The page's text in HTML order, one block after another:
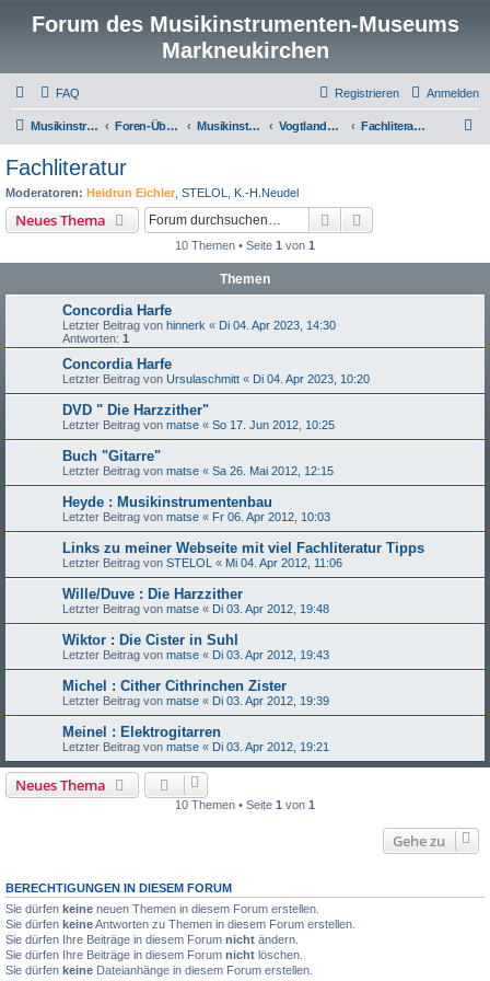
Forum des Musikinstrumenten-Museums
Markneukirchen
FAQ Anmelden
Registrieren
Musikinstrumenten-Museum Foren-Übersicht Musikinstrumentenmuseum Markneukirchen Vogtlandgitarren und andere Zupfinstrumente Fachliteratur
Fachliteratur
Moderatoren: Heidrun Eichler STELOL K.-H.Neudel
Neues Thema Suche
10 Themen • Seite 1 von 1
Themen
Concordia Harfe
Letzter Beitrag von hinnerk « Di 04. Apr 2023, 14:30
Antworten: 1
Concordia Harfe
Letzter Beitrag von Ursulaschmitt « Di 04. Apr 2023, 10:20
DVD " Die Harzzither"
Letzter Beitrag von matse « So 17. Jun 2012, 10:25
Buch "Gitarre"
Letzter Beitrag von matse « Sa 26. Mai 2012, 12:15
Heyde : Musikinstrumentenbau
Letzter Beitrag von matse « Fr 06. Apr 2012, 10:03
Links zu meiner Webseite mit viel Fachliteratur Tipps
Letzter Beitrag von STELOL « Mi 04. Apr 2012, 11:06
Wille/Duve : Die Harzzither
Letzter Beitrag von matse « Di 03. Apr 2012, 19:48
Wiktor : Die Cister in Suhl
Letzter Beitrag von matse « Di 03. Apr 2012, 19:43
Michel : Cither Cithrinchen Zister
Letzter Beitrag von matse « Di 03. Apr 2012, 19:39
Meinel : Elektrogitarren
Letzter Beitrag von matse « Di 03. Apr 2012, 19:21
Neues Thema
10 Themen • Seite 1 von 1
Gehe zu
BERECHTIGUNGEN IN DIESEM FORUM
Sie dürfen keine neuen Themen in diesem Forum erstellen.
Sie dürfen keineAntworten zu Themen in diesem Forum erstellen.
Sie dürfen Ihre Beiträge in diesem Forum nicht ändern.
Sie dürfen Ihre Beiträge in diesem Forum nicht löschen.
Sie dürfen keine Dateianhänge in diesem Forum erstellen.